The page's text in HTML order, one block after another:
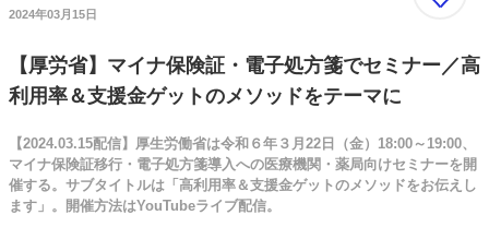
2024年03月15日
【厚労省】マイナ保険証・電子処方箋でセミナー／高
利用率＆支援金ゲットのメソッドをテーマに
【2024.03.15配信】厚生労働省は令和６年３月22日（金）18:00～19:00、
マイナ保険証移行・電子処方箋導入への医療機関・薬局向けセミナーを開
催する。サブタイトルは「高利用率＆支援金ゲットのメソッドをお伝えし
ます」。開催方法はYouTubeライブ配信。